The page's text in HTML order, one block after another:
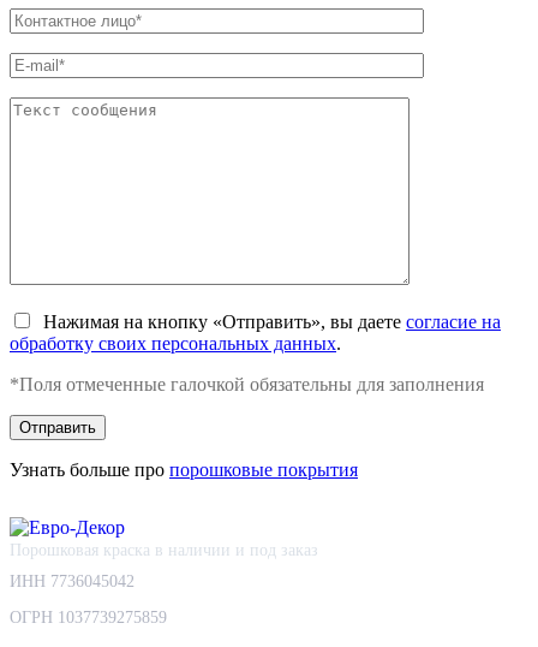
Нажимая на кнопку «Отправить», вы даете согласие на
обработку своих персональных данных.
*Поля отмеченные галочкой обязательны для заполнения
Узнать больше про порошковые покрытия
Порошковая краска в наличии и под заказ
ИНН 7736045042
ОГРН 1037739275859